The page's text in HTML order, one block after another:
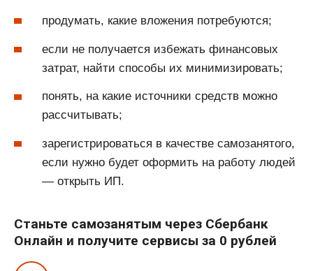
продумать, какие вложения потребуются;
если не получается избежать финансовых
затрат, найти способы их минимизировать;
понять, на какие источники средств можно
рассчитывать;
зарегистрироваться в качестве самозанятого,
если нужно будет оформить на работу людей
— открыть ИП.
Станьте самозанятым через Сбербанк
Онлайн и получите сервисы за 0 рублей